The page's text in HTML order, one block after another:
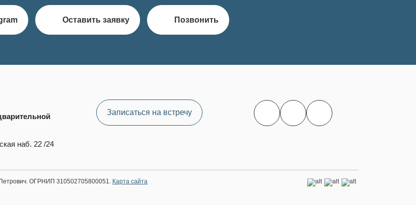
Оставить заявку Позвонить
наб. 22 /24
Записаться на встречу
ОГРНИП 310502705800051. Карта сайта